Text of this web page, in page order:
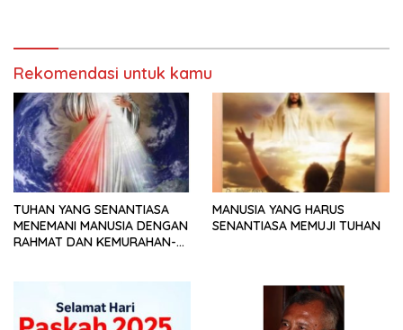
Rekomendasi untuk kamu
TUHAN YANG SENANTIASA
MENEMANI MANUSIA DENGAN
RAHMAT DAN KEMURAHAN-
MANUSIA YANG HARUS
SENANTIASA MEMUJI TUHAN